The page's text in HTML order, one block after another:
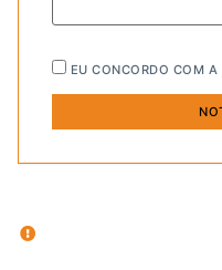
EU CONCORDO COM A